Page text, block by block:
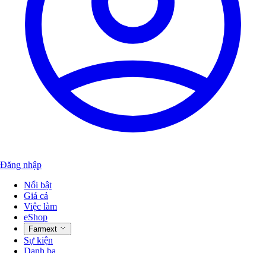
Đăng nhập
Nổi bật
Giá cả
Việc làm
eShop
Farmext
Sự kiện
Danh bạ